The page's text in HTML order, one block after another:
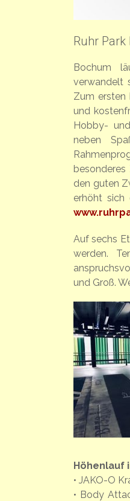
Ruhr
Bochum
verwandelt
Zum ersten
und
Hobby-
neben
den guten
erhöht sich
Auf sechs
werden.
und Groß.
Höhenlauf
• JAKO-O
• Body